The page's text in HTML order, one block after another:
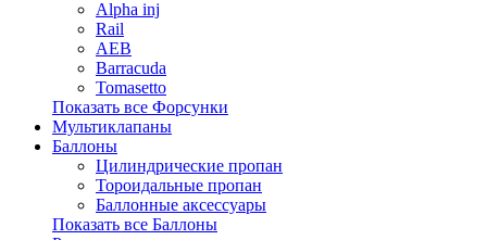
Alpha inj
Rail
AEB
Barracuda
Tomasetto
Показать все Форсунки
Мультиклапаны
Баллоны
Цилиндрические пропан
Тороидальные пропан
Баллонные аксессуары
Показать все Баллоны